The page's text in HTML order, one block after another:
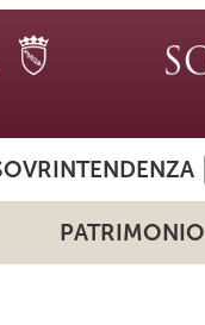
PATRIMONIO